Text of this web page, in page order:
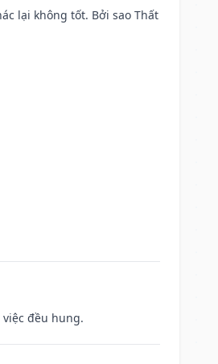
lại không tốt. Bởi sao Thất
đều hung.